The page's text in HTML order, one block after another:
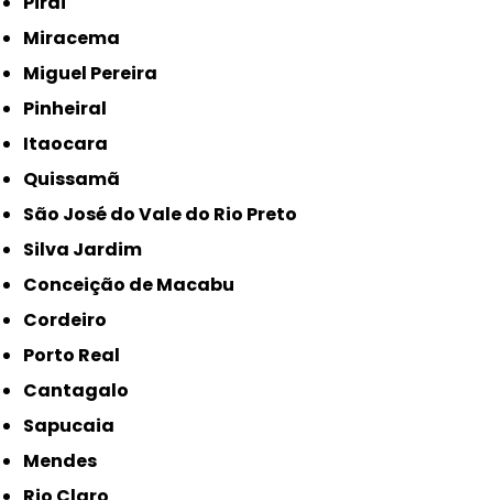
Miracema
Miguel Pereira
Pinheiral
Itaocara
Quissamã
São José do Vale do Rio Preto
Silva Jardim
Conceição de Macabu
Cordeiro
Porto Real
Cantagalo
Sapucaia
Mendes